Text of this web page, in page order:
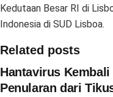
Kedutaan Besar RI di
Indonesia di SUD Lisboa.
Related posts
Hantavirus
Penularan dari